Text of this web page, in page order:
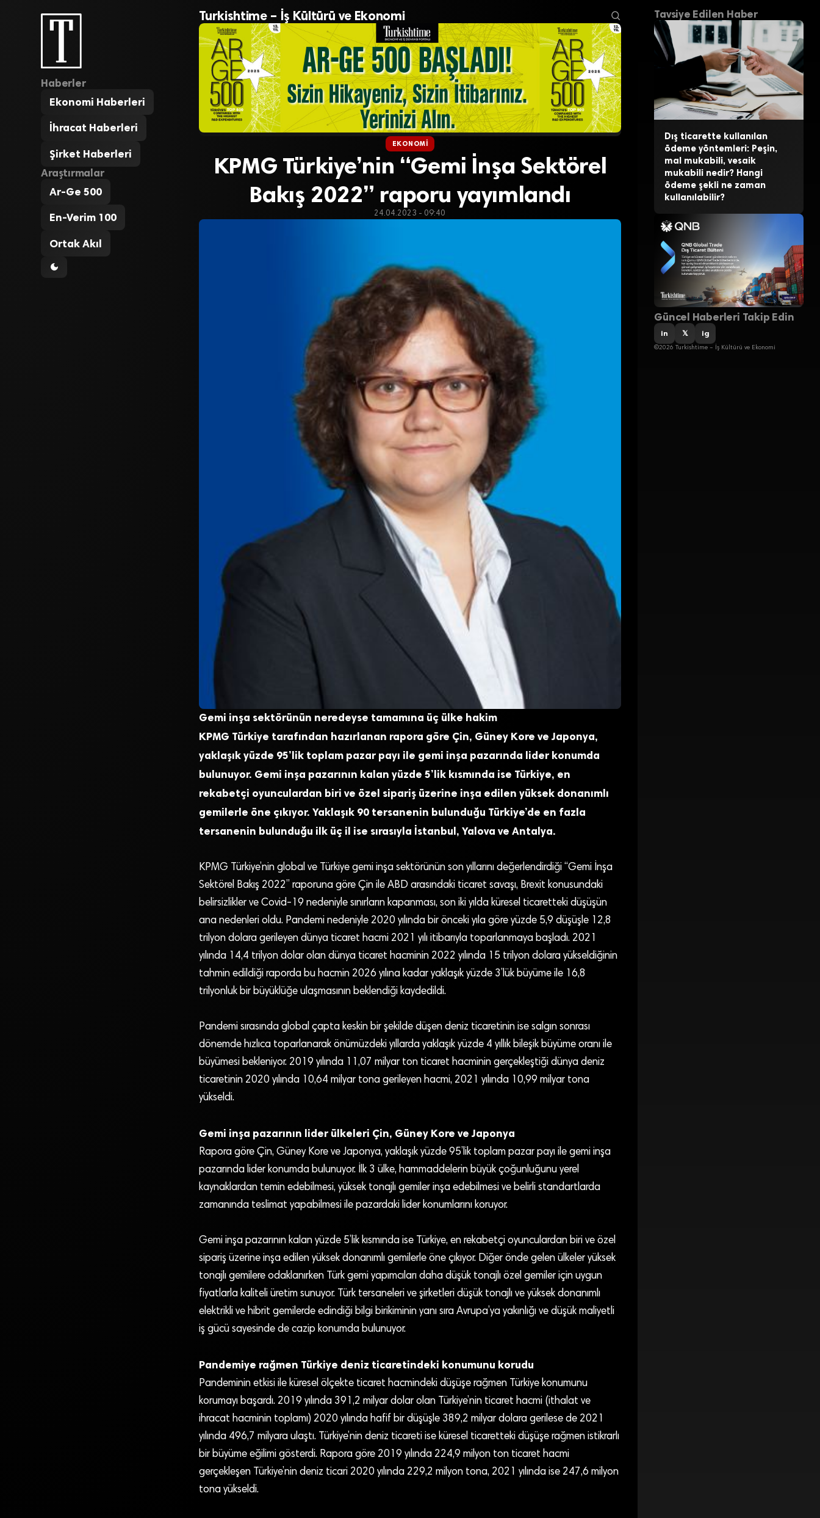
Haberler
Ekonomi Haberleri
İhracat Haberleri
Şirket Haberleri
Araştırmalar
Ar-Ge 500
En-Verim 100
Ortak Akıl
Turkishtime – İş Kültürü ve Ekonomi
EKONOMI
KPMG Türkiye’nin “Gemi İnşa Sektörel
Bakış 2022” raporu yayımlandı
24.04.2023 - 09:40
Gemi inşa sektörünün neredeyse tamamına üç ülke hakim
KPMG Türkiye tarafından hazırlanan rapora göre Çin, Güney Kore ve Japonya,
yaklaşık yüzde 95’lik toplam pazar payı ile gemi inşa pazarında lider konumda
bulunuyor. Gemi inşa pazarının kalan yüzde 5’lik kısmında ise Türkiye, en
rekabetçi oyunculardan biri ve özel sipariş üzerine inşa edilen yüksek donanımlı
gemilerle öne çıkıyor. Yaklaşık 90 tersanenin bulunduğu Türkiye’de en fazla
tersanenin bulunduğu ilk üç il ise sırasıyla İstanbul, Yalova ve Antalya.
KPMG Türkiye’nin global ve Türkiye gemi inşa sektörünün son yıllarını değerlendirdiği “Gemi İnşa
Sektörel Bakış 2022” raporuna göre Çin ile ABD arasındaki ticaret savaşı, Brexit konusundaki
belirsizlikler ve Covid-19 nedeniyle sınırların kapanması, son iki yılda küresel ticaretteki düşüşün
ana nedenleri oldu. Pandemi nedeniyle 2020 yılında bir önceki yıla göre yüzde 5,9 düşüşle 12,8
trilyon dolara gerileyen dünya ticaret hacmi 2021 yılı itibarıyla toparlanmaya başladı. 2021
yılında 14,4 trilyon dolar olan dünya ticaret hacminin 2022 yılında 15 trilyon dolara yükseldiğinin
tahmin edildiği raporda bu hacmin 2026 yılına kadar yaklaşık yüzde 3’lük büyüme ile 16,8
trilyonluk bir büyüklüğe ulaşmasının beklendiği kaydedildi.
Pandemi sırasında global çapta keskin bir şekilde düşen deniz ticaretinin ise salgın sonrası
dönemde hızlıca toparlanarak önümüzdeki yıllarda yaklaşık yüzde 4 yıllık bileşik büyüme oranı ile
büyümesi bekleniyor. 2019 yılında 11,07 milyar ton ticaret hacminin gerçekleştiği dünya deniz
ticaretinin 2020 yılında 10,64 milyar tona gerileyen hacmi, 2021 yılında 10,99 milyar tona
yükseldi.
Gemi inşa pazarının lider ülkeleri Çin, Güney Kore ve Japonya
Rapora göre Çin, Güney Kore ve Japonya, yaklaşık yüzde 95’lik toplam pazar payı ile gemi inşa
pazarında lider konumda bulunuyor. İlk 3 ülke, hammaddelerin büyük çoğunluğunu yerel
kaynaklardan temin edebilmesi, yüksek tonajlı gemiler inşa edebilmesi ve belirli standartlarda
zamanında teslimat yapabilmesi ile pazardaki lider konumlarını koruyor.
Gemi inşa pazarının kalan yüzde 5’lik kısmında ise Türkiye, en rekabetçi oyunculardan biri ve özel
sipariş üzerine inşa edilen yüksek donanımlı gemilerle öne çıkıyor. Diğer önde gelen ülkeler yüksek
tonajlı gemilere odaklanırken Türk gemi yapımcıları daha düşük tonajlı özel gemiler için uygun
fiyatlarla kaliteli üretim sunuyor. Türk tersaneleri ve şirketleri düşük tonajlı ve yüksek donanımlı
elektrikli ve hibrit gemilerde edindiği bilgi birikiminin yanı sıra Avrupa’ya yakınlığı ve düşük maliyetli
iş gücü sayesinde de cazip konumda bulunuyor.
Pandemiye rağmen Türkiye deniz ticaretindeki konumunu korudu
Pandeminin etkisi ile küresel ölçekte ticaret hacmindeki düşüşe rağmen Türkiye konumunu
korumayı başardı. 2019 yılında 391,2 milyar dolar olan Türkiye’nin ticaret hacmi (ithalat ve
ihracat hacminin toplamı) 2020 yılında hafif bir düşüşle 389,2 milyar dolara gerilese de 2021
yılında 496,7 milyara ulaştı. Türkiye’nin deniz ticareti ise küresel ticaretteki düşüşe rağmen istikrarlı
bir büyüme eğilimi gösterdi. Rapora göre 2019 yılında 224,9 milyon ton ticaret hacmi
gerçekleşen Türkiye’nin deniz ticari 2020 yılında 229,2 milyon tona, 2021 yılında ise 247,6 milyon
tona yükseldi.
Tavsiye Edilen Haber
Dış ticarette kullanılan
ödeme yöntemleri: Peşin,
mal mukabili, vesaik
mukabili nedir? Hangi
ödeme şekli ne zaman
kullanılabilir?
Güncel Haberleri Takip Edin
in 𝕏 ig
©2026 Turkishtime – İş Kültürü ve Ekonomi